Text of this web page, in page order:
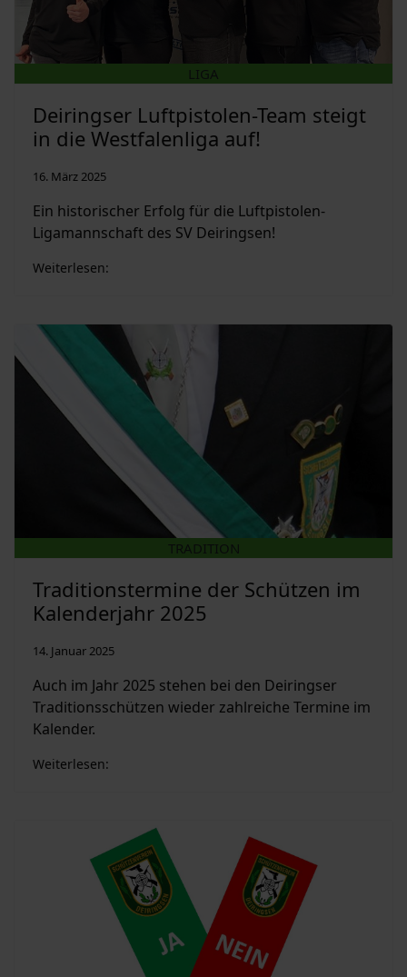
LIGA
Deiringser Luftpistolen-Team steigt
in die Westfalenliga auf!
16. März 2025
Ein historischer Erfolg für die Luftpistolen-
Ligamannschaft des SV Deiringsen!
Weiterlesen:
TRADITION
Traditionstermine der Schützen im
Kalenderjahr 2025
14. Januar 2025
Auch im Jahr 2025 stehen bei den Deiringser
Traditionsschützen wieder zahlreiche Termine im
Kalender.
Weiterlesen: